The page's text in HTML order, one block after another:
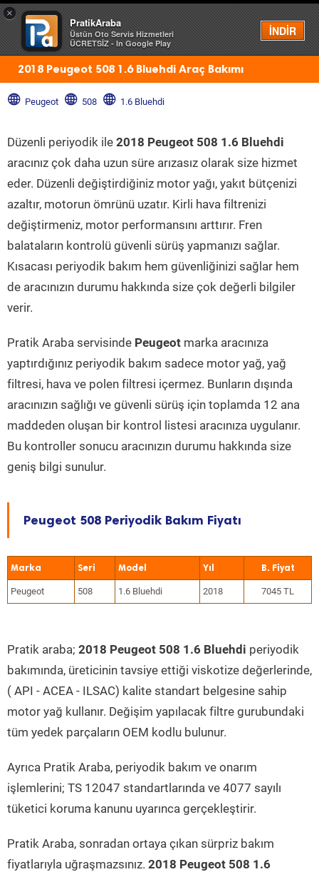
×
PratikAraba
Üstün Oto Servis Hizmetleri
ÜCRETSİZ - In Google Play
İNDİR
Menü
2018 Peugeot 508 1.6 Bluehdi Araç Bakımı
Peugeot 508 1.6 Bluehdi
Düzenli periyodik ile 2018 Peugeot 508 1.6 Bluehdi
aracınız çok daha uzun süre arızasız olarak size hizmet
eder. Düzenli değiştirdiğiniz motor yağı, yakıt bütçenizi
azaltır, motorun ömrünü uzatır. Kirli hava filtrenizi
değiştirmeniz, motor performansını arttırır. Fren
balataların kontrolü güvenli sürüş yapmanızı sağlar.
Kısacası periyodik bakım hem güvenliğinizi sağlar hem
de aracınızın durumu hakkında size çok değerli bilgiler
verir.
Pratik Araba servisinde Peugeot marka aracınıza
yaptırdığınız periyodik bakım sadece motor yağ, yağ
filtresi, hava ve polen filtresi içermez. Bunların dışında
aracınızın sağlığı ve güvenli sürüş için toplamda 12 ana
maddeden oluşan bir kontrol listesi aracınıza uygulanır.
Bu kontroller sonucu aracınızın durumu hakkında size
geniş bilgi sunulur.
Peugeot 508 Periyodik Bakım Fiyatı
Marka Seri Model Yıl
Peugeot 508 1.6 Bluehdi 2018 7045 TL
Pratik araba; 2018 Peugeot 508 1.6 Bluehdi periyodik
bakımında, üreticinin tavsiye ettiği viskotize değerlerinde,
( API - ACEA - ILSAC) kalite standart belgesine sahip
motor yağ kullanır. Değişim yapılacak filtre gurubundaki
tüm yedek parçaların OEM kodlu bulunur.
Ayrıca Pratik Araba, periyodik bakım ve onarım
işlemlerini; TS 12047 standartlarında ve 4077 sayılı
tüketici koruma kanunu uyarınca gerçekleştirir.
Pratik Araba, sonradan ortaya çıkan sürpriz bakım
fiyatlarıyla uğraşmazsınız. 2018 Peugeot 508 1.6